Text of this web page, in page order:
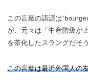
この言葉の語源は
が、元々は「中産階級が
を茶化したスラングだそ
この言葉は最近外国人の